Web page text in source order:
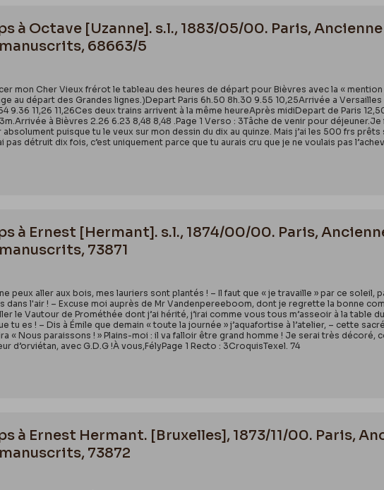
à Octave [Uzanne]. s.l., 1883/05/00. Paris,
68663/5
mon Cher Vieux frérot le tableau des heures de départ pour Bièvres avec la «
au départ des Grandes lignes.)Depart Paris 6h.50 8h.30 9.55 10,25Arrivée a Versailles
9.36 11,26 11,26Ces deux trains arrivent à la même heureAprès midiDepart de Paris
à Bièvres 2.26 6.23 8,48 8,48 .Page 1 Verso : 3Tâche de venir pour
puisque tu le veux sur mon dessin du dix au quinze. Mais j’ai les 500 frs
pas détruit dix fois, c’est uniquement parce que tu aurais cru que je ne voulais pas
à Ernest [Hermant]. s.l., 1874/00/00. Paris,
73871
peux aller aux bois, mes lauriers sont plantés ! – Il faut que « je travaille » par ce
dans l'air ! – Excuse moi auprès de Mr Vandenpereeboom, dont je regrette la bonne
le Vautour de Prométhée dont j’ai hérité, j’irai comme vous tous m’asseoir à la table
tu es ! – Dis à Émile que demain « toute la journée » j’aquafortise à l’atelier, – cette
« Nous paraissons ! » Plains-moi : il va falloir être grand homme ! Je serai très décoré,
d’orviétan, avec G.D.G !À vous,FélyPage 1 Recto : 3CroquisTexel. 74
à Ernest Hermant. [Bruxelles], 1873/11/00. Paris,
73872